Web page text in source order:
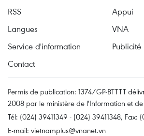
RSS
Appui
Langues
VNA
Service d'information
Publicité
Contact
Permis de publication: 1374/GP-BTTTT
2008 par le ministère de l'Information et
Tél: (024) 39411349 - (024) 39411348, Fax:
E-mail: vietnamplus@vnanet.vn